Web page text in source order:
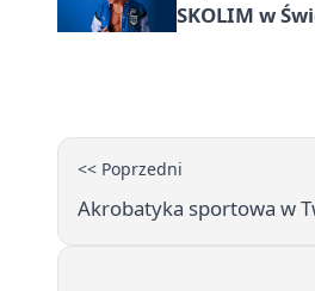
SKOLIM w
<< Poprzedni
Akrobatyka sportowa w